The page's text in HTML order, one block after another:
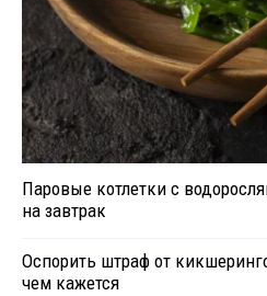
Паровые котлетки с
на завтрак
Оспорить штраф от
чем кажется